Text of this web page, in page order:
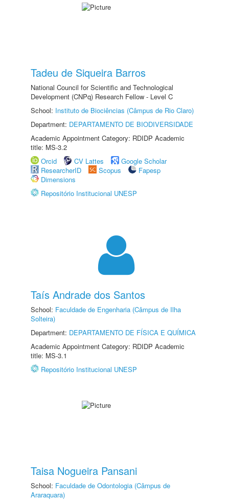
Tadeu de Siqueira Barros
National Council for Scientific and Technological
Development (CNPq) Research Fellow - Level C
School: Instituto de Biociências (Câmpus de Rio Claro)
Department: DEPARTAMENTO DE BIODIVERSIDADE
Academic Appointment Category: RDIDP Academic
title: MS-3.2
Orcid
CV Lattes
Google Scholar
ResearcherID
Scopus
Fapesp
Dimensions
Repositório Institucional UNESP
Taís Andrade dos Santos
School: Faculdade de Engenharia (Câmpus de Ilha
Solteira)
Department: DEPARTAMENTO DE FÍSICA E QUÍMICA
Academic Appointment Category: RDIDP Academic
title: MS-3.1
Repositório Institucional UNESP
Taisa Nogueira Pansani
School: Faculdade de Odontologia (Câmpus de
Araraquara)